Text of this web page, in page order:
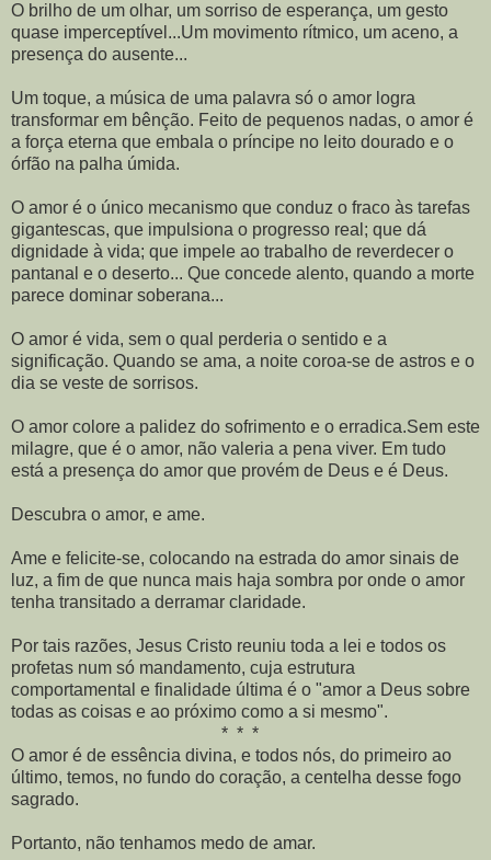
O brilho de um olhar, um sorriso de esperança, um gesto
quase imperceptível...Um movimento rítmico, um aceno, a
presença do ausente...
Um toque, a música de uma palavra só o amor logra
transformar em bênção. Feito de pequenos nadas, o amor é
a força eterna que embala o príncipe no leito dourado e o
órfão na palha úmida.
O amor é o único mecanismo que conduz o fraco às tarefas
gigantescas, que impulsiona o progresso real; que dá
dignidade à vida; que impele ao trabalho de reverdecer o
pantanal e o deserto... Que concede alento, quando a morte
parece dominar soberana...
O amor é vida, sem o qual perderia o sentido e a
significação. Quando se ama, a noite coroa-se de astros e o
dia se veste de sorrisos.
O amor colore a palidez do sofrimento e o erradica.Sem este
milagre, que é o amor, não valeria a pena viver. Em tudo
está a presença do amor que provém de Deus e é Deus.
Descubra o amor, e ame.
Ame e felicite-se, colocando na estrada do amor sinais de
luz, a fim de que nunca mais haja sombra por onde o amor
tenha transitado a derramar claridade.
Por tais razões, Jesus Cristo reuniu toda a lei e todos os
profetas num só mandamento, cuja estrutura
comportamental e finalidade última é o "amor a Deus sobre
todas as coisas e ao próximo como a si mesmo".
* * *
O amor é de essência divina, e todos nós, do primeiro ao
último, temos, no fundo do coração, a centelha desse fogo
sagrado.
Portanto, não tenhamos medo de amar.